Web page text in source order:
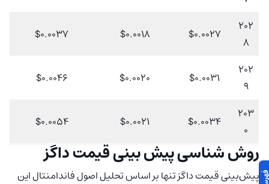
202
8
$0.0027
$0.0018
$0.0037
202
9
$0.0031
$0.0020
$0.0046
203
0
$0.0034
$0.0021
$0.0054
روش‌ شناسی پیش‌ بینی قیمت داگز
پیش‌بینی قیمت ‌داگز ‌تنها بر اساس تحلیل اصول فاندامنتال این